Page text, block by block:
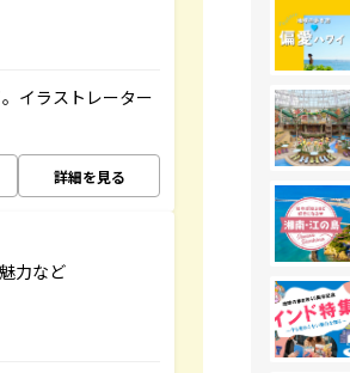
イラストレーター
詳細を見る
力など